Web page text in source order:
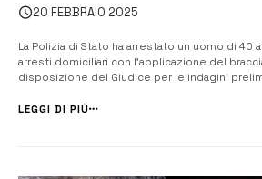
20 FEBBRAIO 2025
La Polizia di Stato ha arrestato un uomo di 40
arresti domiciliari con l’applicazione del
disposizione del Giudice per le indagini
persecutori e danneggiamento seguito da
LEGGI DI PIÙ